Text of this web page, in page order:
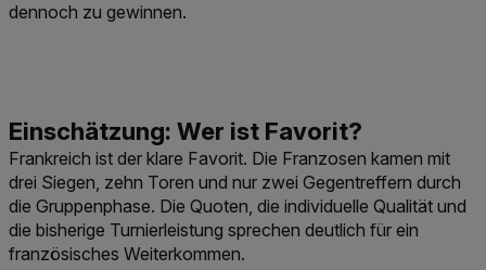
dennoch zu gewinnen.
Frankreich ist der klare Favorit. Die Franzosen kamen mit
drei Siegen, zehn Toren und nur zwei Gegentreffern durch
die Gruppenphase. Die Quoten, die individuelle Qualität und
die bisherige Turnierleistung sprechen deutlich für ein
französisches Weiterkommen.